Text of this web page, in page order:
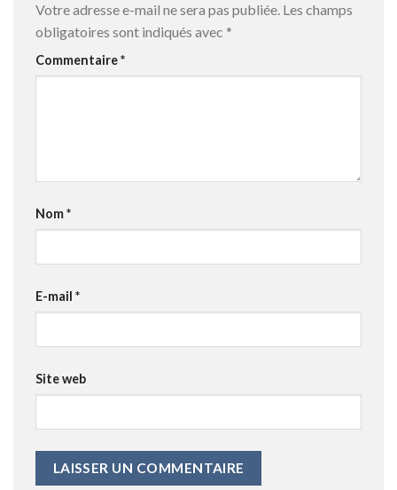
Votre adresse e-mail ne sera pas publiée. Les champs
obligatoires sont indiqués avec *
Commentaire*
Nom*
E-mail *
Site web